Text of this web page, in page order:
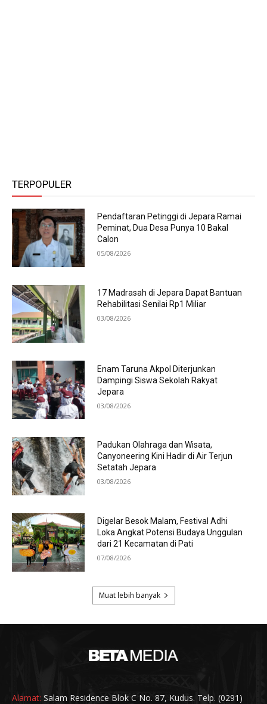
Alamat: Salam Residence Blok C No. 87, Kudus. Telp. (0291)